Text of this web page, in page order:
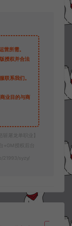
营所需。
授权并合法
联系我们。
业目的与商
斩屠龙单职业】
+GM授权后台
syzy/